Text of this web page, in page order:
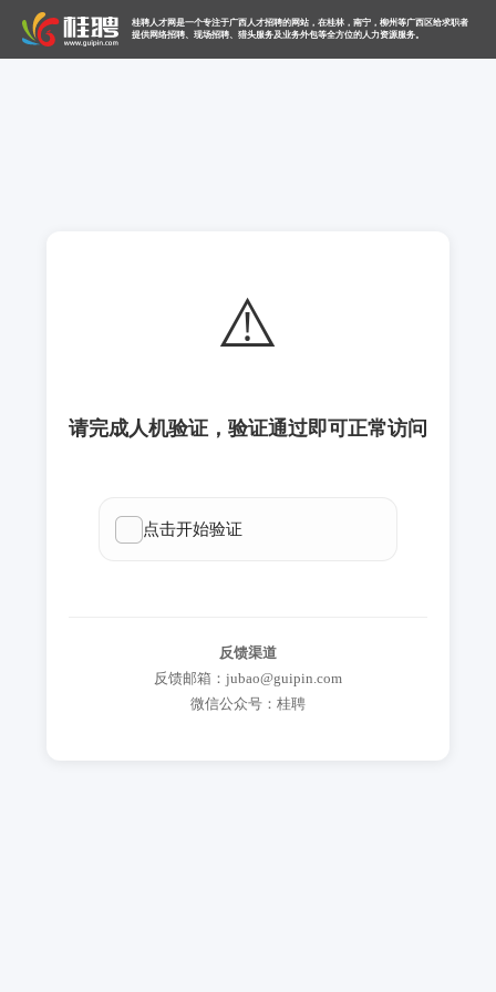
桂聘人才网是一个专注于广西人才招聘的网站，在桂林，南宁，柳州等广西区给求职者
提供网络招聘、现场招聘、猎头服务及业务外包等全方位的人力资源服务。
⚠️
请完成人机验证，验证通过即可正常访问
反馈渠道
反馈邮箱：jubao@guipin.com
微信公众号：桂聘